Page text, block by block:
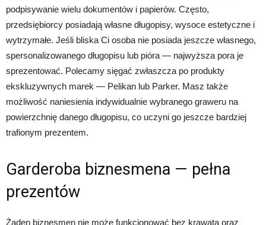
podpisywanie wielu dokumentów i papierów. Często,
przedsiębiorcy posiadają własne długopisy, wysoce estetyczne i
wytrzymałe. Jeśli bliska Ci osoba nie posiada jeszcze własnego,
spersonalizowanego długopisu lub pióra — najwyższa pora je
sprezentować. Polecamy sięgać zwłaszcza po produkty
ekskluzywnych marek — Pelikan lub Parker. Masz także
możliwość naniesienia indywidualnie wybranego graweru na
powierzchnię danego długopisu, co uczyni go jeszcze bardziej
trafionym prezentem.
Garderoba biznesmena — pełna
prezentów
Żaden biznesmen nie może funkcjonować bez krawata oraz